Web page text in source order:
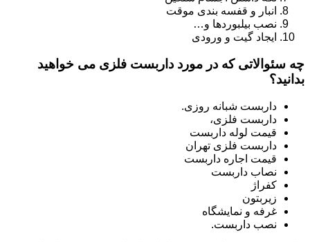
انبار و قفسه بندی موقت
نصب بیلبوردها و…
ایجاد گیت و ورودی
چه سئوالاتی که در مورد داربست فلزی می خواهید
بدانید؟
داربست شبانه روزی.
داربست فلزی،
قیمت لوله داربست
داربست فلزی تهران
قیمت اجاره داربست
نصاب داربست
کفراژ
زیربتون
غرفه و نمایشگاه
نصب داربست.